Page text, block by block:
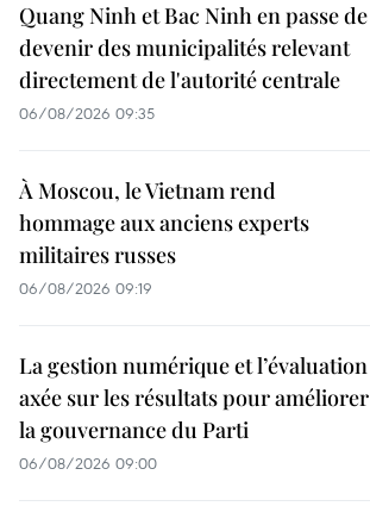
Quang Ninh et Bac Ninh en passe de
devenir des municipalités relevant
directement de l'autorité centrale
06/08/2026 09:35
À Moscou, le Vietnam rend
hommage aux anciens experts
militaires russes
06/08/2026 09:19
La gestion numérique et l’évaluation
axée sur les résultats pour améliorer
la gouvernance du Parti
06/08/2026 09:00